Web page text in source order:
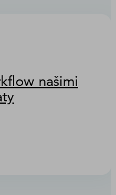
našimi